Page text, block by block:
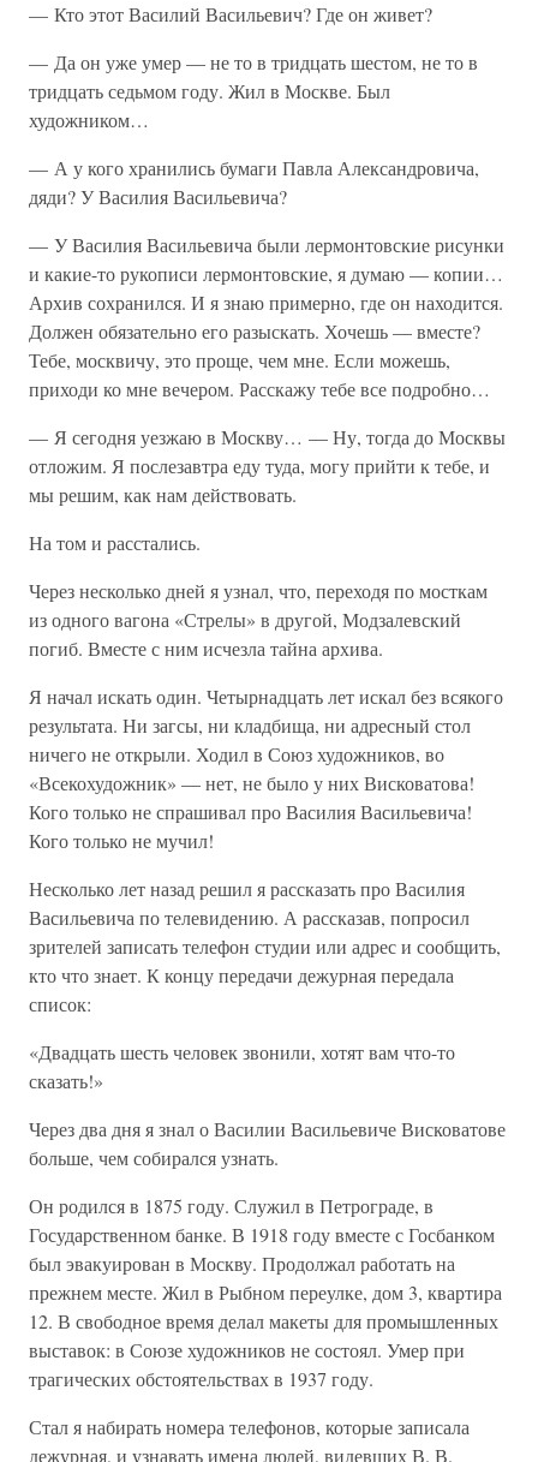
— Кто этот Василий Васильевич? Где он живет?
— Да он уже умер — не то в тридцать шестом, не то в
тридцать седьмом году. Жил в Москве. Был
художником…
— А у кого хранились бумаги Павла Александровича,
дяди? У Василия Васильевича?
— У Василия Васильевича были лермонтовские рисунки
и какие-то рукописи лермонтовские, я думаю — копии…
Архив сохранился. И я знаю примерно, где он находится.
Должен обязательно его разыскать. Хочешь — вместе?
Тебе, москвичу, это проще, чем мне. Если можешь,
приходи ко мне вечером. Расскажу тебе все подробно…
— Я сегодня уезжаю в Москву… — Ну, тогда до Москвы
отложим. Я послезавтра еду туда, могу прийти к тебе, и
мы решим, как нам действовать.
На том и расстались.
Через несколько дней я узнал, что, переходя по мосткам
из одного вагона «Стрелы» в другой, Модзалевский
погиб. Вместе с ним исчезла тайна архива.
Я начал искать один. Четырнадцать лет искал без всякого
результата. Ни загсы, ни кладбища, ни адресный стол
ничего не открыли. Ходил в Союз художников, во
«Всекохудожник» — нет, не было у них Висковатова!
Кого только не спрашивал про Василия Васильевича!
Кого только не мучил!
Несколько лет назад решил я рассказать про Василия
Васильевича по телевидению. А рассказав, попросил
зрителей записать телефон студии или адрес и сообщить,
кто что знает. К концу передачи дежурная передала
список:
«Двадцать шесть человек звонили, хотят вам что-то
сказать!»
Через два дня я знал о Василии Васильевиче Висковатове
больше, чем собирался узнать.
Он родился в 1875 году. Служил в Петрограде, в
Государственном банке. В 1918 году вместе с Госбанком
был эвакуирован в Москву. Продолжал работать на
прежнем месте. Жил в Рыбном переулке, дом 3, квартира
12. В свободное время делал макеты для промышленных
выставок: в Союзе художников не состоял. Умер при
трагических обстоятельствах в 1937 году.
Стал я набирать номера телефонов, которые записала
дежурная, и узнавать имена людей, видевших В. В.